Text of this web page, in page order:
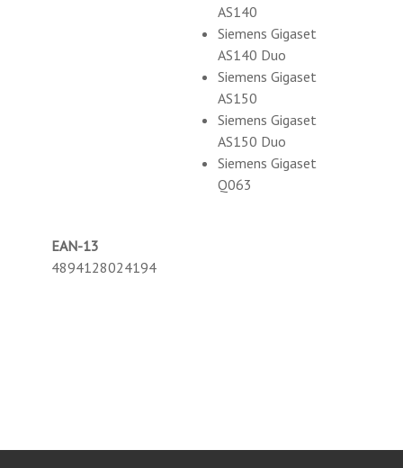
AS140
Siemens Gigaset
AS140 Duo
Siemens Gigaset
AS150
Siemens Gigaset
AS150 Duo
Siemens Gigaset
Q063
EAN-13
4894128024194